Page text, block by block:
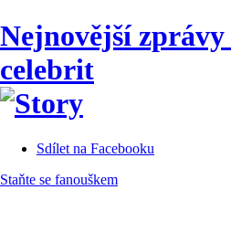
Nejnovější zprávy
celebrit
Sdílet na Facebooku
Staňte se fanouškem